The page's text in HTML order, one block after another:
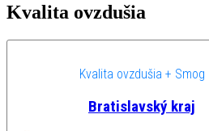
Kvalita ovzdušia
Kvalita ovzdušia + Smog
Bratislavský kraj